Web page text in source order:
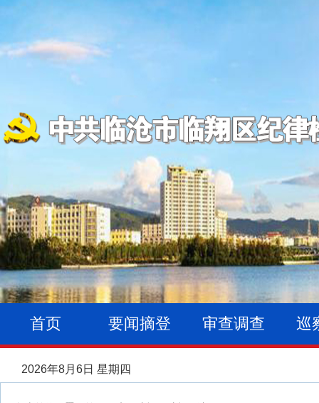
首页 要闻摘登 审查调查 巡
2026年8月6日 星期四